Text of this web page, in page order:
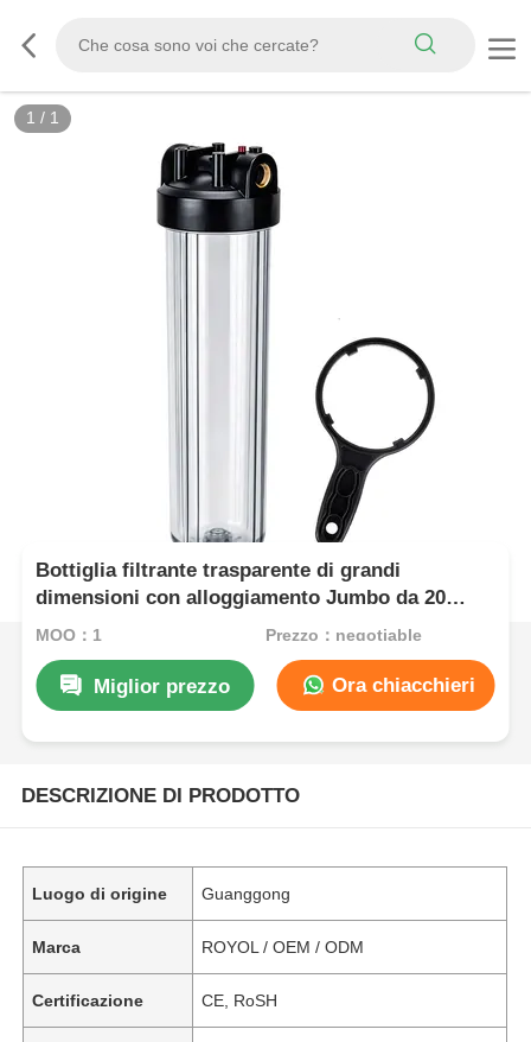
1 / 1
Bottiglia filtrante trasparente di grandi
dimensioni con alloggiamento Jumbo da 20
pollici
MOQ：1 Prezzo：negotiable
Miglior prezzo Ora chiacchieri
DESCRIZIONE DI PRODOTTO
Luogo di origine Guanggong
Marca ROYOL / OEM / ODM
Certificazione CE, RoSH